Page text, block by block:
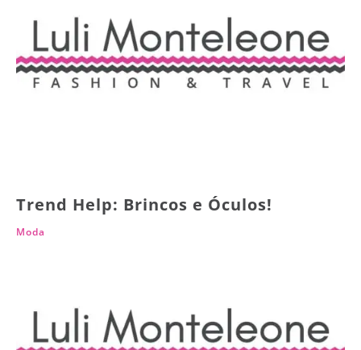
Trend Help: Brincos e Óculos!
Moda